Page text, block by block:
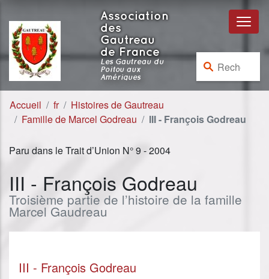
Association
des
Gautreau
de France
Les Gautreau du
Poitou aux
Amériques
Rechercher :
Accueil fr
Histoires de Gautreau
Famille de Marcel Godreau
III - François Godreau
Paru dans le Trait d’Union N° 9 - 2004
III - François Godreau
Troisième partie de l’histoire de la famille
Marcel Gaudreau
III - François Godreau